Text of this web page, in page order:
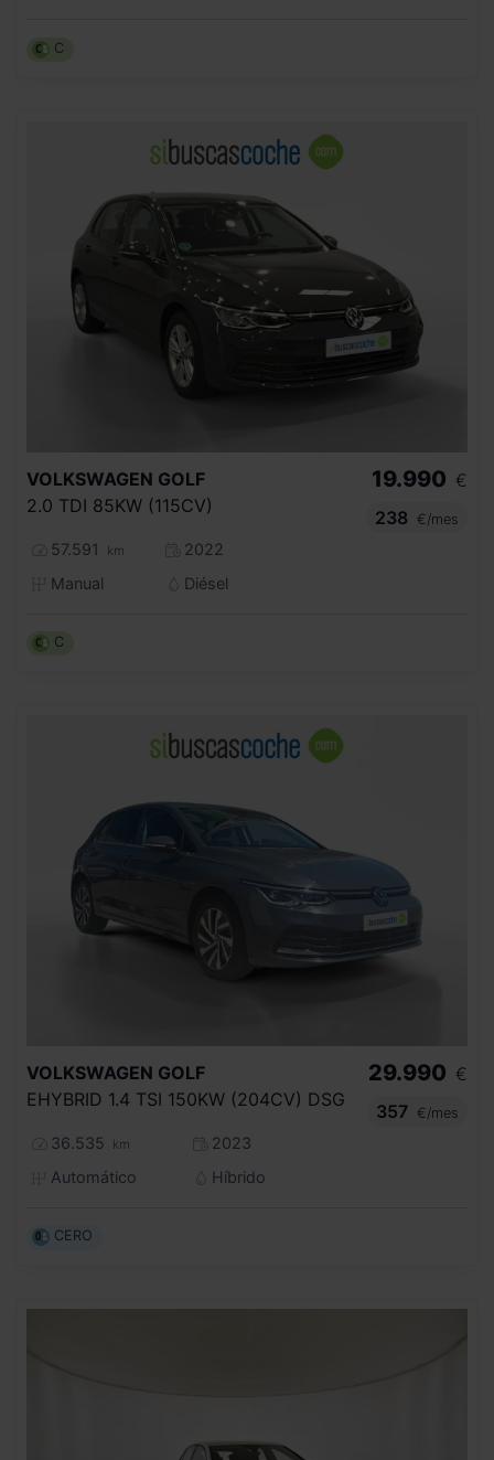
C
VOLKSWAGEN GOLF
2.0 TDI 85KW (115CV)
57.591 km
2022
Manual
Diésel
19.990 €
238
€/mes
C
VOLKSWAGEN GOLF
EHYBRID 1.4 TSI 150KW (204CV) DSG
36.535 km
2023
Automático
Híbrido
29.990 €
357
€/mes
CERO